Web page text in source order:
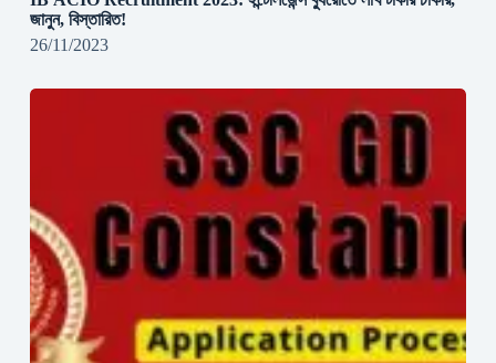
জানুন, বিস্তারিত!
26/11/2023